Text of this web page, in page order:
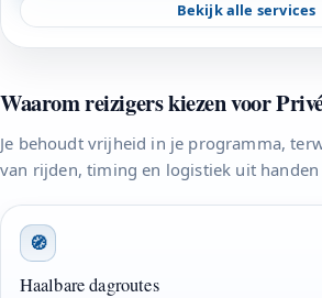
Bekijk alle services
Waarom reizigers kiezen voor
Je behoudt vrijheid in je programma,
van rijden, timing en logistiek uit handen
🧭
Haalbare dagroutes